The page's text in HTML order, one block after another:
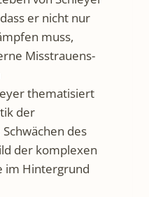
er nicht nur
muss,
Misstrauens-
thematisiert
der
des
der komplexen
im Hintergrund